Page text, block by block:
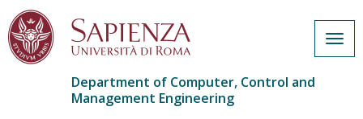
Department of Computer, Control and
Management Engineering